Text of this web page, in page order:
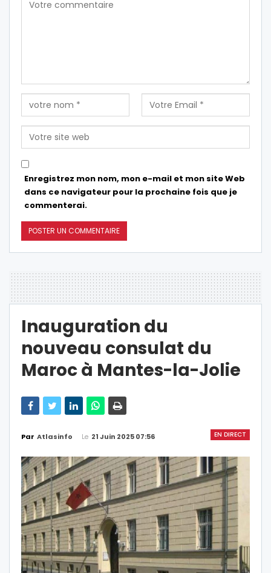
Enregistrez mon nom, mon e-mail et mon site Web
dans ce navigateur pour la prochaine fois que je
commenterai.
Inauguration du
nouveau consulat du
Maroc à Mantes-la-Jolie
EN DIRECT
Par Atlasinfo Le 21 Juin 2025 07:56